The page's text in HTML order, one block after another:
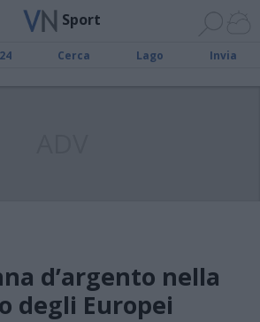
Sport
Cerca Lago Invia
d’argento nella
degli Europei